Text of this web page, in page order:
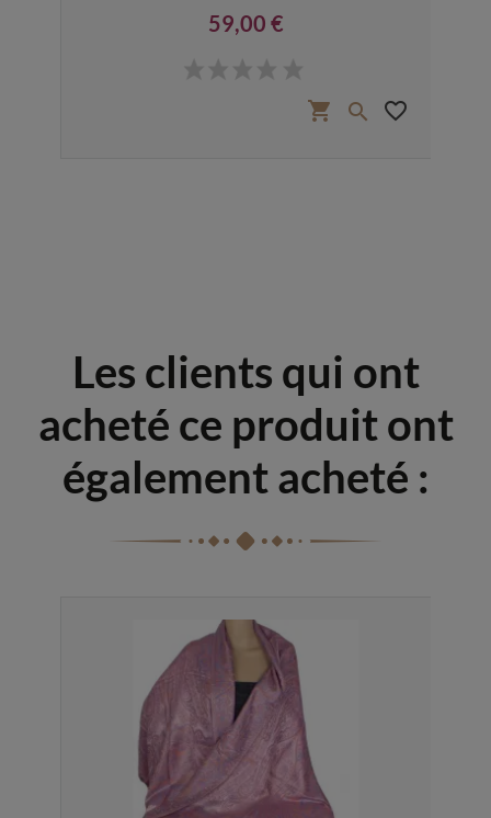
59,00 €
shopping_cart  favorite_border
Les clients qui ont
acheté ce produit ont
également acheté :